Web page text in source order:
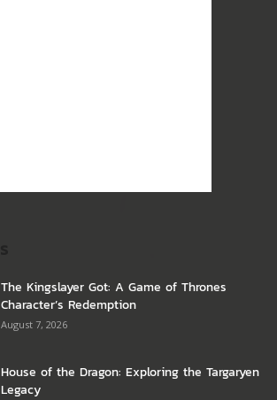
The Kingslayer Got: A Game of Thrones
Character’s Redemption
August 7, 2026
House of the Dragon: Exploring the Targaryen
Legacy